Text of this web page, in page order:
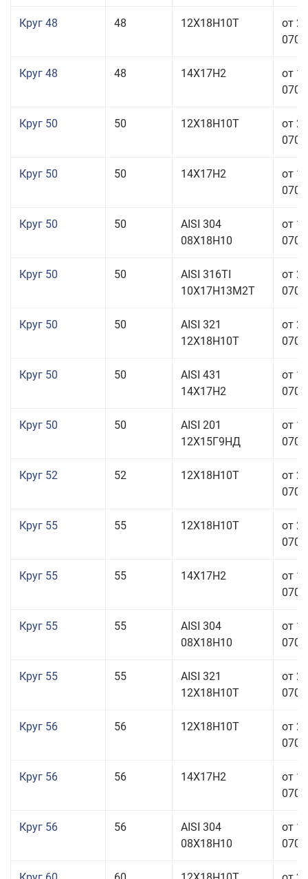
Круг 48 48 12Х18Н10Т
от
Круг 48 48 14Х17Н2
от
Круг 50 50 12Х18Н10Т
от
Круг 50 50 14Х17Н2
от
Круг 50 50
AISI 304
08Х18Н10
от
Круг 50 50
AISI 316TI
10Х17Н13М2Т
от
Круг 50 50
AISI 321
12Х18Н10Т
от
Круг 50 50
AISI 431
14Х17Н2
от
Круг 50 50
AISI 201
12Х15Г9НД
от
Круг 52 52 12Х18Н10Т
от
Круг 55 55 12Х18Н10Т
от
Круг 55 55 14Х17Н2
от
Круг 55 55
AISI 304
08Х18Н10
от
Круг 55 55
AISI 321
12Х18Н10Т
от
Круг 56 56 12Х18Н10Т
от
Круг 56 56 14Х17Н2
от
Круг 56 56
AISI 304
08Х18Н10
от